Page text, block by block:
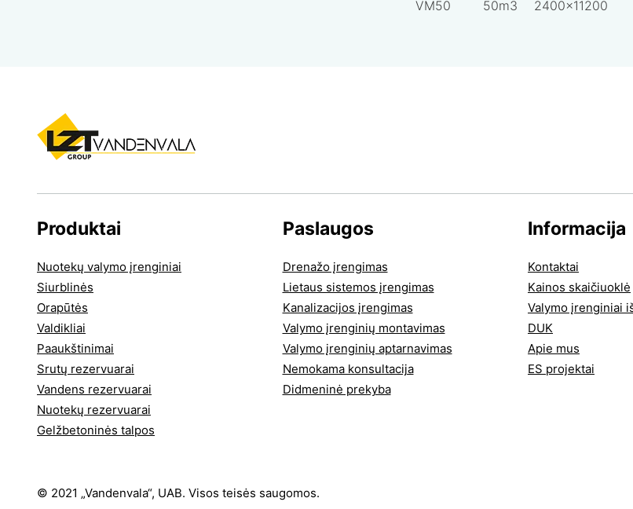
VM50 50m3 2400x11200
Produktai
Nuotekų valymo įrenginiai
Siurblinės
Orapūtės
Valdikliai
Paaukštinimai
Srutų rezervuarai
Vandens rezervuarai
Nuotekų rezervuarai
Gelžbetoninės talpos
Paslaugos
Drenažo įrengimas
Lietaus sistemos įrengimas
Kanalizacijos įrengimas
Valymo įrenginių montavimas
Valymo įrenginių aptarnavimas
Nemokama konsultacija
Didmeninė prekyba
Informacija
Kontaktai
Kainos skaičiuoklė
Valymo įrenginiai
DUK
Apie mus
ES projektai
© 2021 „Vandenvala“, UAB. Visos teisės saugomos.